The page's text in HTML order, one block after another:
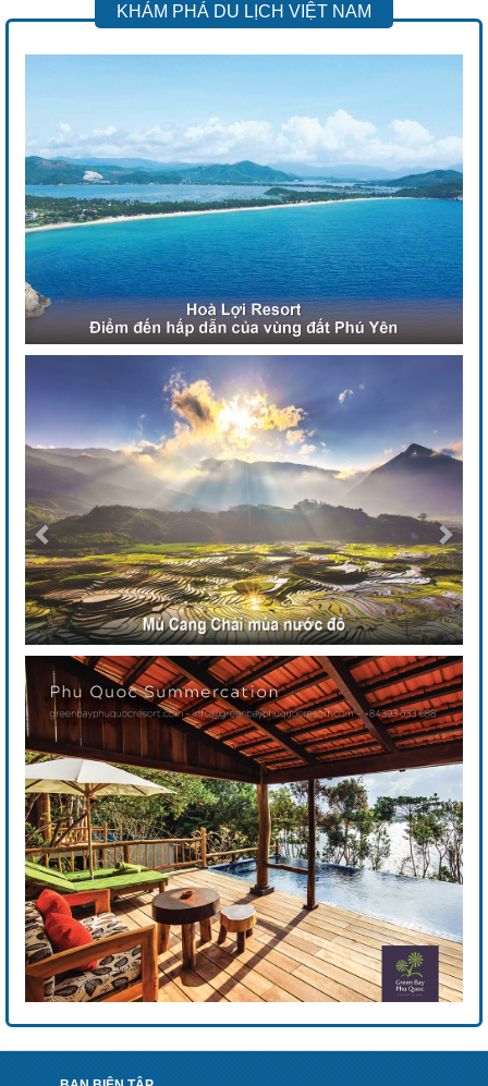
KHÁM PHÁ DU LỊCH VIỆT NAM
Previous Next